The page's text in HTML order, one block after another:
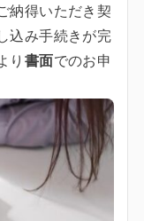
納得いただき契
込み手続きが完
り 書面でのお申